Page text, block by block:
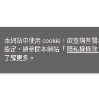
本網站中使用 cookie，欲查詢有
設定，請參閱本網站「 隱私權條款
使用 cookie。
了解更多 >